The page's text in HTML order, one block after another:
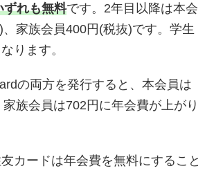
ずれも無料です。2年目以降は本会
、家族会員400円(税抜)です。学生
ります。
の両方を発行すると、本会員は
族会員は702円に年会費が上がり
カードは年会費を無料にすること